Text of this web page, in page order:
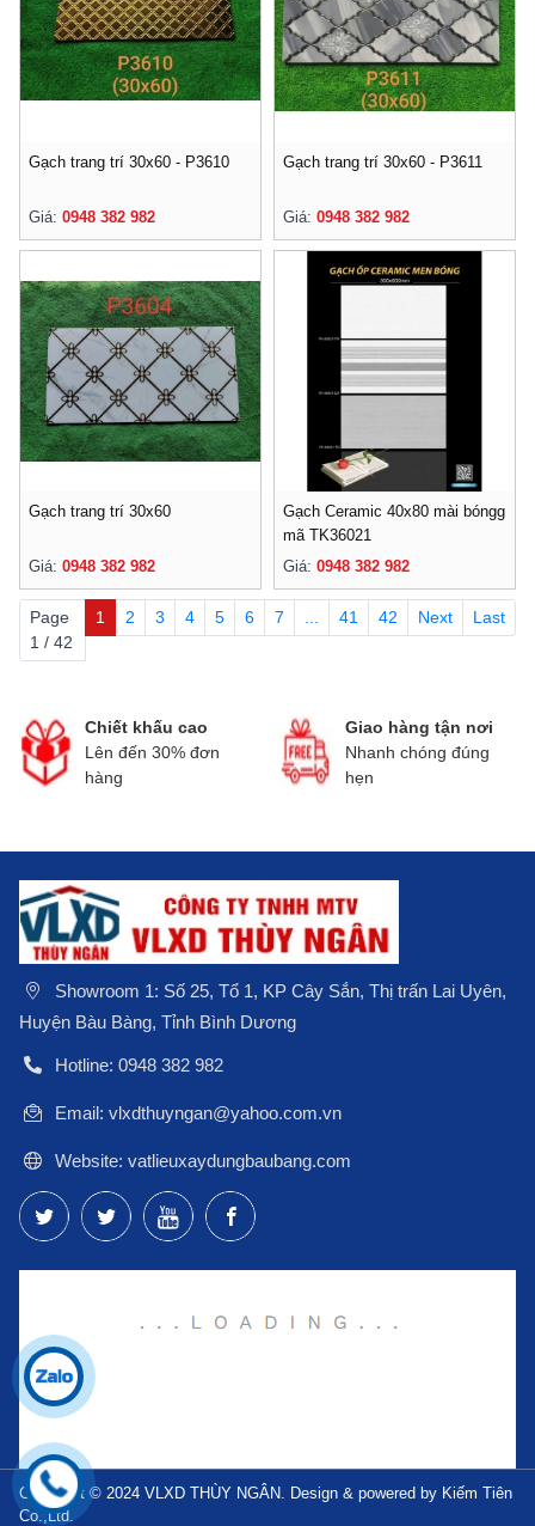
Gạch trang trí 30x60 - P3610
Giá: 0948 382 982
Gạch trang trí 30x60 - P3611
Giá: 0948 382 982
Gạch trang trí 30x60
Giá: 0948 382 982
Gạch Ceramic 40x80 mài bóngg
mã TK36021
Giá: 0948 382 982
Page
1 / 42
1 2 3 4 5 6 7 41 42 Next Last
Chiết khấu cao
Lên đến 30% đơn
hàng
Giao hàng tận nơi
Nhanh chóng đúng
hẹn
Showroom 1: Số 25, Tổ 1, KP Cây Sắn, Thị trấn Lai Uyên,
Huyện Bàu Bàng, Tỉnh Bình Dương
Hotline: 0948 382 982
Email: vlxdthuyngan@yahoo.com.vn
Website: vatlieuxaydungbaubang.com
Copyright © 2024 VLXD THÙY NGÂN. Design & powered by Kiếm Tiên
Co.,Ltd.